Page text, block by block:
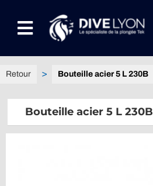
contenuToggle
Navigation
NOTRE UNIVERS PRODUITS
CONTACTEZ-NOUS
Bouteille acier 5 L 230B
Bouteille acier 5 L 230B